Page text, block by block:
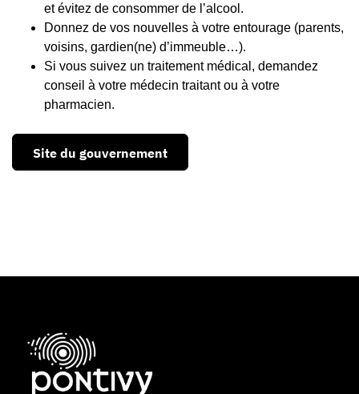
et évitez de consommer de l’alcool.
Donnez de vos nouvelles à votre entourage (parents,
voisins, gardien(ne) d’immeuble…).
Si vous suivez un traitement médical, demandez
conseil à votre médecin traitant ou à votre
pharmacien.
Site du gouvernement